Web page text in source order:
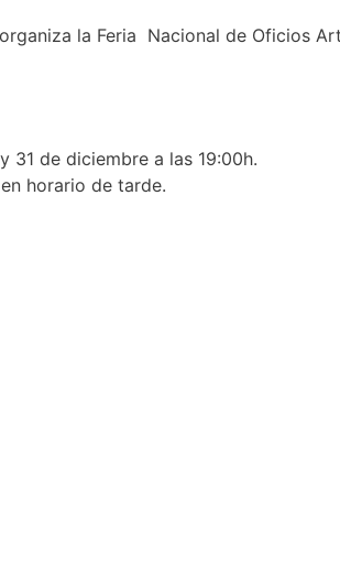
la Feria Nacional de Oficios
31 de diciembre a las 19:00h.
horario de tarde.